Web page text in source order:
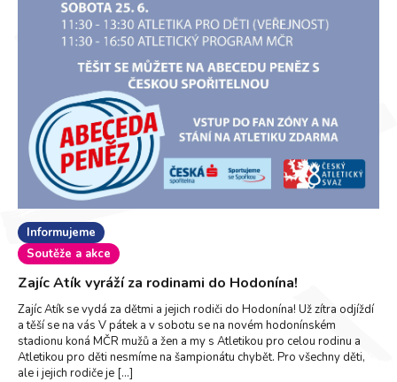
Informujeme
Soutěže a akce
Zajíc Atík vyráží za rodinami do Hodonína!
Zajíc Atík se vydá za dětmi a jejich rodiči do Hodonína! Už zítra odjíždí
a těší se na vás V pátek a v sobotu se na novém hodonínském
stadionu koná MČR mužů a žen a my s Atletikou pro celou rodinu a
Atletikou pro děti nesmíme na šampionátu chybět. Pro všechny děti,
ale i jejich rodiče je […]